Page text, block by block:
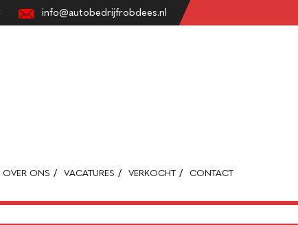
info@autobedrijfrobdees.nl
OVER ONS VACATURES VERKOCHT CONTACT